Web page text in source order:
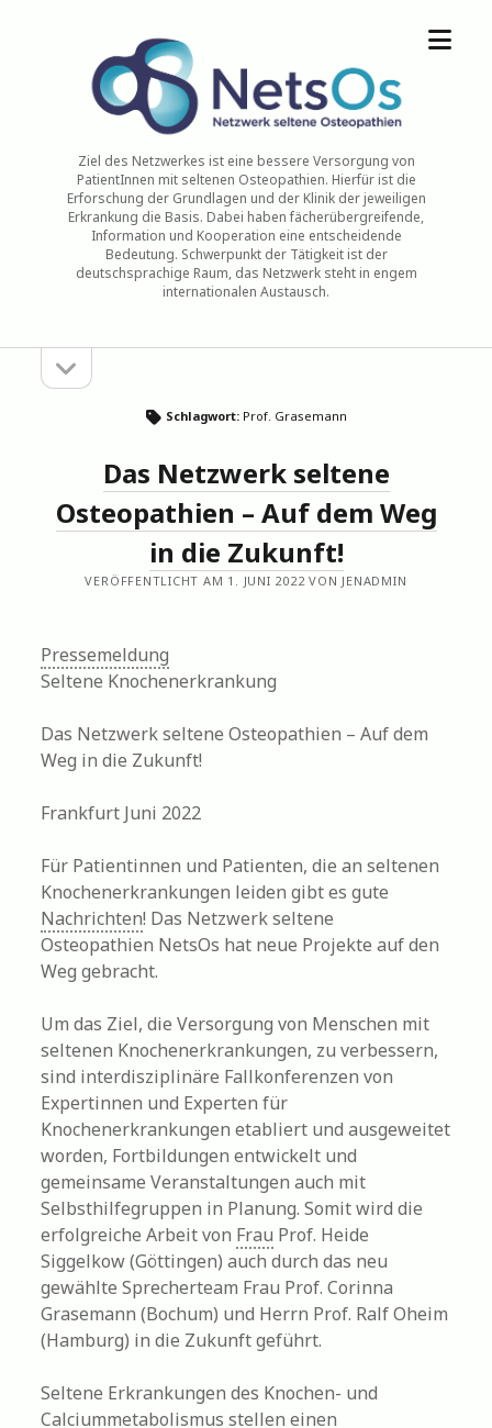
NetsOs
Ziel des Netzwerkes ist eine bessere Versorgung von
PatientInnen mit seltenen Osteopathien. Hierfür ist die
Erforschung der Grundlagen und der Klinik der jeweiligen
Erkrankung die Basis. Dabei haben fächerübergreifende,
Information und Kooperation eine entscheidende
Bedeutung. Schwerpunkt der Tätigkeit ist der
deutschsprachige Raum, das Netzwerk steht in engem
internationalen Austausch.
Menü
Sidebaröffnen
Schlagwort: Prof. Grasemann
Das Netzwerk seltene
Osteopathien – Auf dem Weg
in die Zukunft!
VERÖFFENTLICHT AM 1. JUNI 2022 VON JENADMIN
Pressemeldung
Seltene Knochenerkrankung
Das Netzwerk seltene Osteopathien – Auf dem
Weg in die Zukunft!
Frankfurt Juni 2022
Für Patientinnen und Patienten, die an seltenen
Knochenerkrankungen leiden gibt es gute
Nachrichten! Das Netzwerk seltene
Osteopathien NetsOs hat neue Projekte auf den
Weg gebracht.
Um das Ziel, die Versorgung von Menschen mit
seltenen Knochenerkrankungen, zu verbessern,
sind interdisziplinäre Fallkonferenzen von
Expertinnen und Experten für
Knochenerkrankungen etabliert und ausgeweitet
worden, Fortbildungen entwickelt und
gemeinsame Veranstaltungen auch mit
Selbsthilfegruppen in Planung. Somit wird die
erfolgreiche Arbeit von Frau Prof. Heide
Siggelkow (Göttingen) auch durch das neu
gewählte Sprecherteam Frau Prof. Corinna
Grasemann (Bochum) und Herrn Prof. Ralf Oheim
(Hamburg) in die Zukunft geführt.
Seltene Erkrankungen des Knochen- und
Calciummetabolismus stellen einen